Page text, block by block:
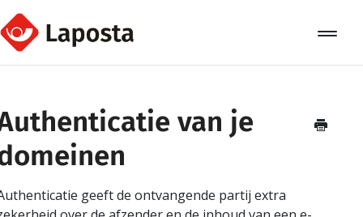
Toggle
Over Laposta
Campagnes
van je
geeft de ontvangende partij extra